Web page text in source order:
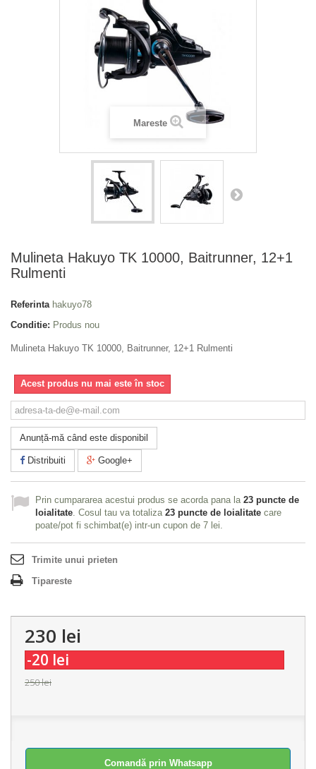
Mareste
Mulineta Hakuyo TK 10000, Baitrunner, 12+1
Rulmenti
Referinta hakuyo78
Conditie: Produs nou
Mulineta Hakuyo TK 10000, Baitrunner, 12+1 Rulmenti
Acest produs nu mai este în stoc
Anunță-mă când este disponibil
Distribuiti Google+
Prin cumpararea acestui produs se acorda pana la 23 puncte de
loialitate . Cosul tau va totaliza 23 puncte de loialitate care
poate/pot fi schimbat(e) intr-un cupon de 7 lei
Trimite unui prieten
Tipareste
230 lei
-20 lei
250 lei
Comandă prin Whatsapp